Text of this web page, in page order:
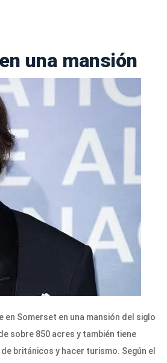
una mansión
en Somerset en una mansión del siglo
sobre 850 acres y también tiene
británicos y hacer turismo. Según el